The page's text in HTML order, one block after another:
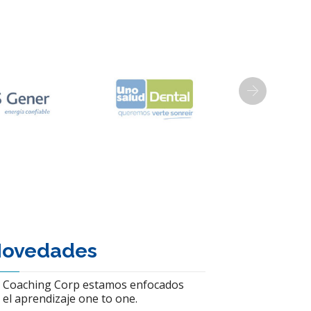
Next
Coaching Corp estamos enfocados
el aprendizaje one to one.